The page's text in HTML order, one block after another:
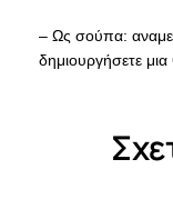
– Ως σούπα:
δημιουργήσετε